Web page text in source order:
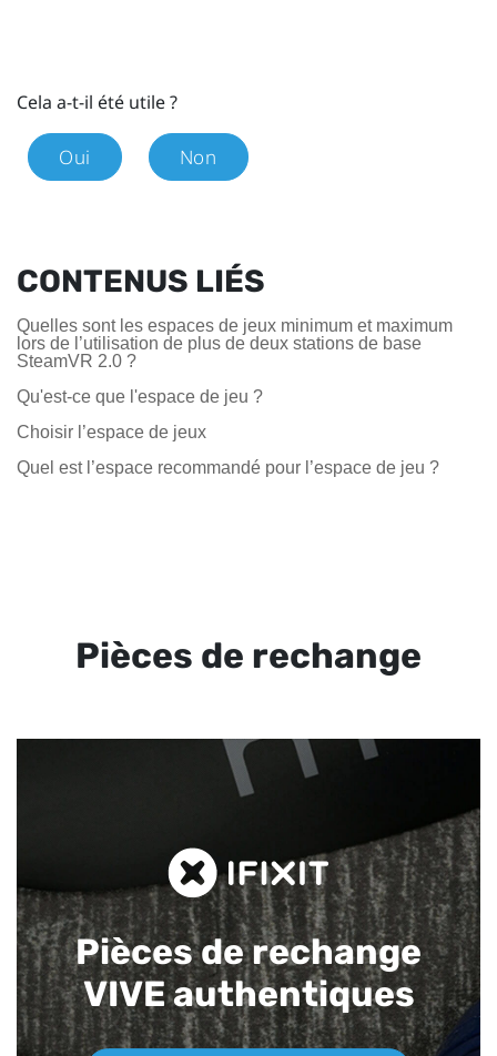
Cela a-t-il été utile ?
Oui Non
CONTENUS LIÉS
Quelles sont les espaces de jeux minimum et maximum
lors de l’utilisation de plus de deux stations de base
SteamVR 2.0 ?
Qu'est-ce que l'espace de jeu ?
Choisir l’espace de jeux
Quel est l’espace recommandé pour l’espace de jeu ?
Pièces de rechange
Pièces de rechange
VIVE authentiques​